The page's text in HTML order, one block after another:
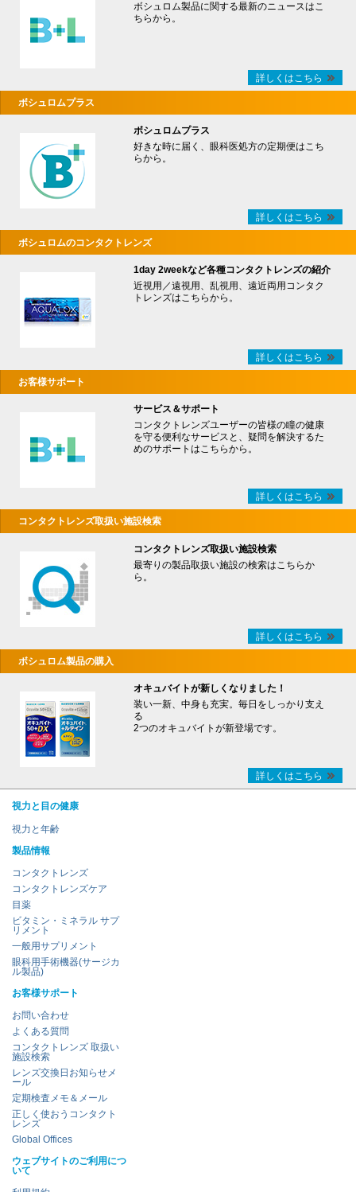
ボシュロム製品に関する最新のニュースはこ
ちらから。
詳しくはこちら
ボシュロムプラス
ボシュロムプラス
好きな時に届く、眼科医処方の定期便はこち
らから。
詳しくはこちら
ボシュロムのコンタクトレンズ
1day 2weekなど各種コンタクトレンズの紹介
近視用／遠視用、乱視用、遠近両用コンタク
トレンズはこちらから。
詳しくはこちら
お客様サポート
サービス＆サポート
コンタクトレンズユーザーの皆様の瞳の健康
を守る便利なサービスと、疑問を解決するた
めのサポートはこちらから。
詳しくはこちら
コンタクトレンズ取扱い施設検索
コンタクトレンズ取扱い施設検索
最寄りの製品取扱い施設の検索はこちらか
ら。
詳しくはこちら
ボシュロム製品の購入
オキュバイトが新しくなりました！
装い一新、中身も充実。毎日をしっかり支え
る
2つのオキュバイトが新登場です。
詳しくはこちら
視力と目の健康
視力と年齢
製品情報
コンタクトレンズ
コンタクトレンズケア
目薬
ビタミン・ミネラル サプ
リメント
一般用サプリメント
眼科用手術機器(サージカ
ル製品)
お客様サポート
お問い合わせ
よくある質問
コンタクトレンズ 取扱い
施設検索
レンズ交換日お知らせメ
ール
定期検査メモ＆メール
正しく使おうコンタクト
レンズ
Global Offices
ウェブサイトのご利用につ
いて